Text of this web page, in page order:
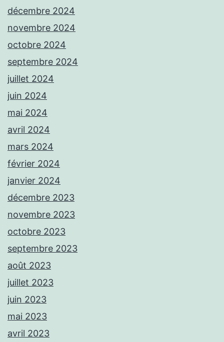
décembre 2024
novembre 2024
octobre 2024
septembre 2024
juillet 2024
juin 2024
mai 2024
avril 2024
mars 2024
février 2024
janvier 2024
décembre 2023
novembre 2023
octobre 2023
septembre 2023
août 2023
juillet 2023
juin 2023
mai 2023
avril 2023